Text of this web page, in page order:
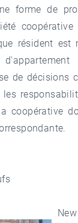
forme de
résident
de décisions
coopérative